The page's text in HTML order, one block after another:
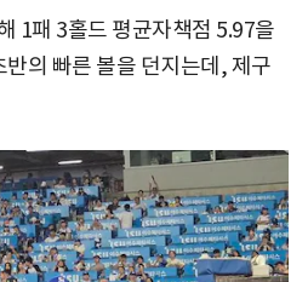
1패 3홀드 평균자책점 5.97을
의 빠른 볼을 던지는데, 제구